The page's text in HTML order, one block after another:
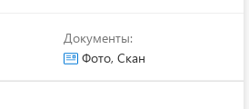
Документы:
Фото, Скан